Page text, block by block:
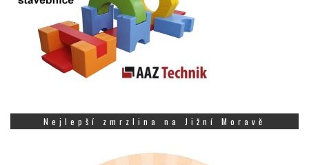
Nejlepší zmrzlina na Jižní Moravě